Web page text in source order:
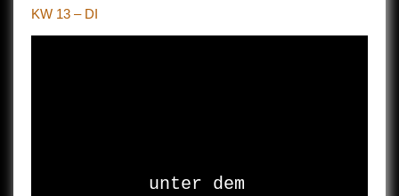
KW 13 – DI
unter dem